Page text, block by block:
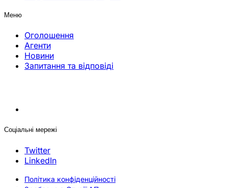
Меню
Оголошення
Агенти
Новини
Запитання та відповіді
Соціальні мережі
Twitter
LinkedIn
Політика конфіденційності